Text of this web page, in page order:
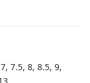
7.5, 8, 8.5, 9,